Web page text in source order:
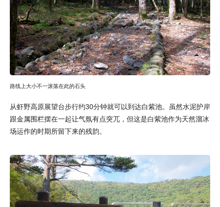
路线上大小不一滚落在此的石头
从虾野高原展望台步行约30分钟就可以到达白紫池。虽然水泥护岸
跟金属围栏摆在一起让气氛有点突兀，但这是白紫池作为天然溜冰
场运作的时期所留下来的残韵。